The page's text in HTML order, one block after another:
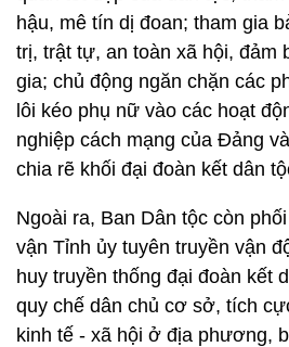
hậu, mê tín dị đoan; tham gia
trị, trật tự, an toàn xã hội, đảm
gia; chủ động ngăn chặn các
lôi kéo phụ nữ vào các hoạt
nghiệp cách mạng của Đảng
chia rẽ khối đại đoàn kết dân
Ngoài ra, Ban Dân tộc còn
vận Tỉnh ủy tuyên truyền vận
huy truyền thống đại đoàn kết
quy chế dân chủ cơ sở, tích
kinh tế - xã hội ở địa phương,